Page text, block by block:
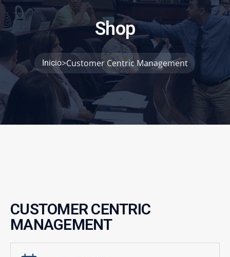
Shop
Inicio>Customer Centric Management
CUSTOMER CENTRIC
MANAGEMENT